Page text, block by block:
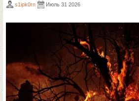
s1ipk0rn Июль 31 2026